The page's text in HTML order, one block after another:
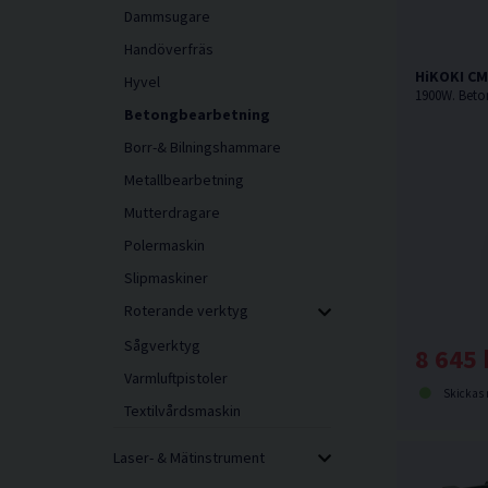
Dammsugare
Handöverfräs
Hyvel
Betongbearbetning
Borr-& Bilningshammare
Metallbearbetning
Mutterdragare
Polermaskin
Slipmaskiner
Roterande verktyg
Sågverktyg
Varmluftpistoler
Textilvårdsmaskin
Laser- & Mätinstrument
HiKOKI
8 645
Skickas